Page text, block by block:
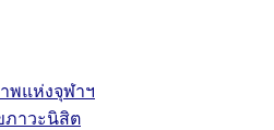
พแห่งจุฬาฯ
ภาวะนิสิต